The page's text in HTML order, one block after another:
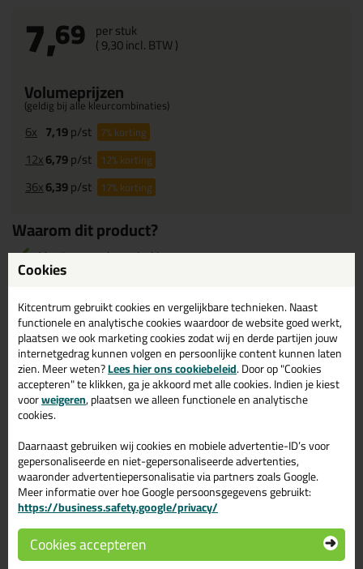
7,69 per stuk
(9,30incl. BTW )
Volumeprijzen
(geldig bij alle kleurcombinaties)
6x 7,19p/st 7%korting
12x6,79p/st 12%korting
36x6,39p/st 17%korting
Waarom dit product?
Met5 sterrenbeoordeeld
Grote vullende werking
Korte droogtijd
Nauwelijks krimp
Omschrijving Specificaties Reviews (1)
Reviews voor: Frencken Kneedbaar
Hout 250ml
Dit product wordt beoordeeld met sterren,
gebaseerd op1review
Ik moest deuken, butsen en scheuren uitvullen op een
hardhouten keukenblad. Met dit vulmiddel ging dit
fantastisch. Snel droog, makkelijk verwerkbaar en mooi te
Cookies
Kitcentrum gebruikt cookies en vergelijkbare technieken. Naast
functionele en analytische cookies waardoor de website goed werkt,
plaatsen we ook marketing cookies zodat wij en derde partijen jouw
internetgedrag kunnen volgen en persoonlijke content kunnen laten
zien. Meer weten?Lees hier ons cookiebeleid. Door op "Cookies
accepteren" te klikken, ga je akkoord met alle cookies. Indien je kiest
voorweigeren, plaatsen we alleen functionele en analytische
cookies.
Daarnaast gebruiken wij cookies en mobiele advertentie-ID’s voor
gepersonaliseerde en niet-gepersonaliseerde advertenties,
waaronder advertentiepersonalisatie via partners zoals Google.
Meer informatie over hoe Google persoonsgegevens gebruikt:
https://business.safety.google/privacy/
Cookies accepteren